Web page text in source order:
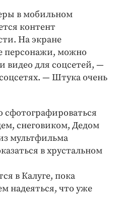
в мобильном
контент
На экране
персонажи, можно
видео для соцсетей, —
— ​Штука очень
снеговиком, Дедом
мультфильма
в хрустальном
в Калуге, пока
надеяться, что уже